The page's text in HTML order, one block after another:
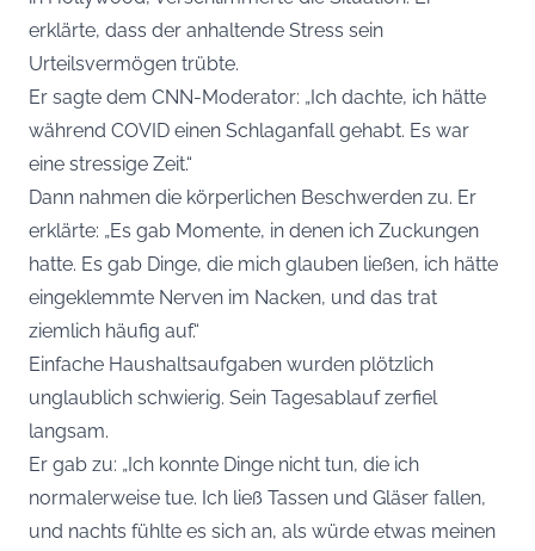
erklärte, dass der anhaltende Stress sein
Urteilsvermögen trübte.
Er sagte dem CNN-Moderator: „Ich dachte, ich hätte
während COVID einen Schlaganfall gehabt. Es war
eine stressige Zeit.“
Dann nahmen die körperlichen Beschwerden zu. Er
erklärte: „Es gab Momente, in denen ich Zuckungen
hatte. Es gab Dinge, die mich glauben ließen, ich hätte
eingeklemmte Nerven im Nacken, und das trat
ziemlich häufig auf.“
Einfache Haushaltsaufgaben wurden plötzlich
unglaublich schwierig. Sein Tagesablauf zerfiel
langsam.
Er gab zu: „Ich konnte Dinge nicht tun, die ich
normalerweise tue. Ich ließ Tassen und Gläser fallen,
und nachts fühlte es sich an, als würde etwas meinen